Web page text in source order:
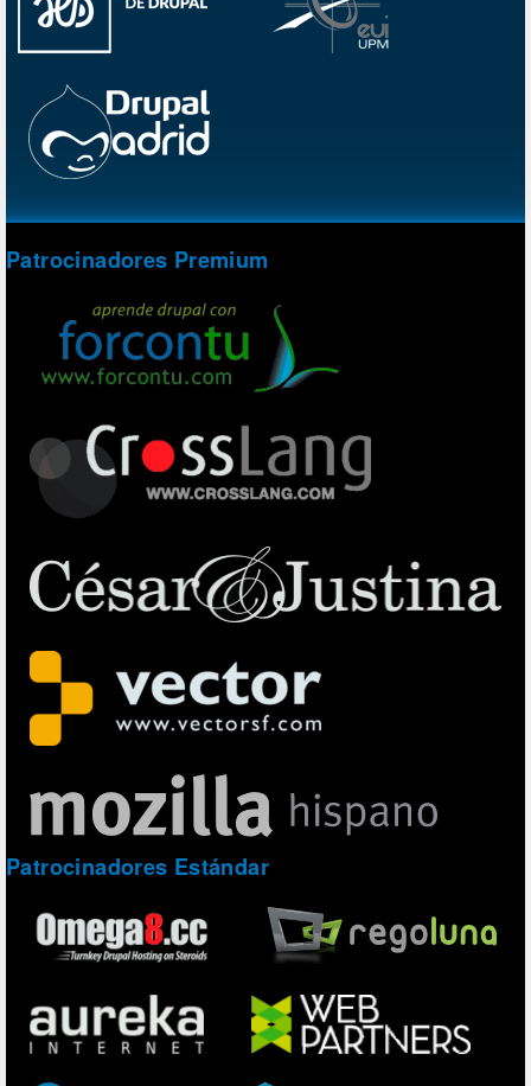
Patrocinadores Premium
Patrocinadores Estándar